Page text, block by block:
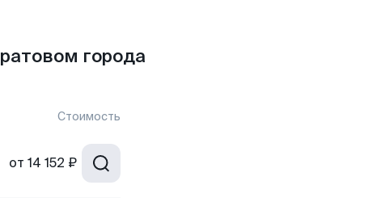
города
Стоимость
от 14 152 ₽